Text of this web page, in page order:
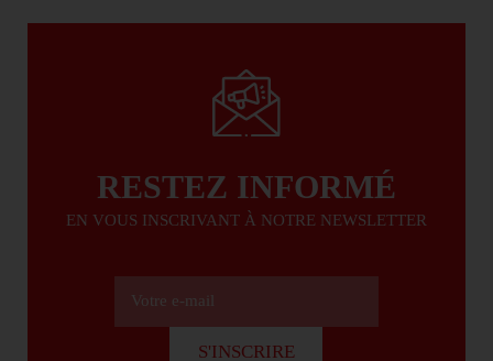
RESTEZ INFORMÉ
EN VOUS INSCRIVANT À NOTRE NEWSLETTER
Votre e-mail
S'INSCRIRE